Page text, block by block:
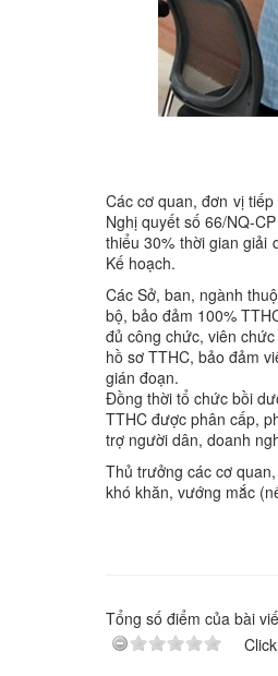
Các cơ quan, đơn vị
Nghị quyết số 66/NQ-
thiểu 30% thời gian giải
Kế hoạch.
Các Sở, ban, ngành
bộ, bảo đảm 100%
đủ công chức, viên
hồ sơ TTHC, bảo đảm
gián đoạn.
Đồng thời tổ chức bồi
TTHC được phân cấp,
trợ người dân, doanh
Thủ trưởng các cơ
khó khăn, vướng mắc
Tổng số điểm của bài